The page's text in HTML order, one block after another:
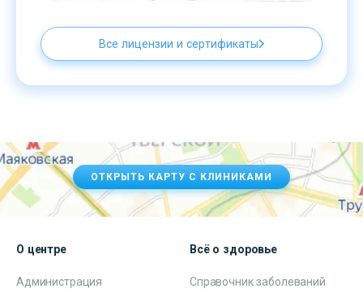
Все лицензии и сертификаты
ОТКРЫТЬ КАРТУ С КЛИНИКАМИ
О центре
Администрация
Всё о здоровье
Справочник заболеваний